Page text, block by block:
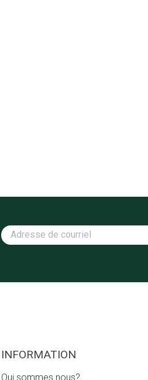
INFORMATION
Qui sommes nous?